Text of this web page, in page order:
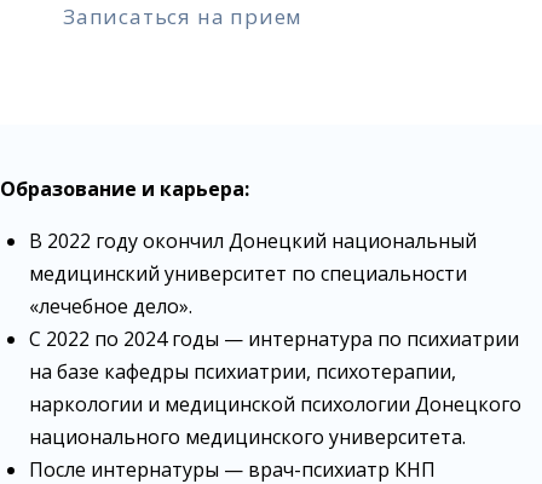
Записаться на прием
Образование и карьера:
В 2022 году окончил Донецкий национальный
медицинский университет по специальности
«лечебное дело».
С 2022 по 2024 годы — интернатура по психиатрии
на базе кафедры психиатрии, психотерапии,
наркологии и медицинской психологии Донецкого
национального медицинского университета.
После интернатуры — врач-психиатр КНП